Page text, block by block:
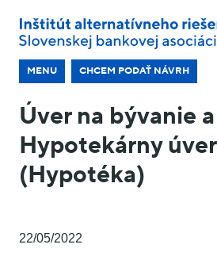
MENU CHCEM PODAŤ NÁVRH
Úver na bývanie a
Hypotekárny úver
(Hypotéka)
22/05/2022